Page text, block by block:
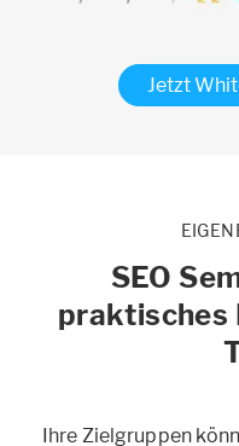
Jetzt
SEO
praktisches
Ihre Zielgruppen